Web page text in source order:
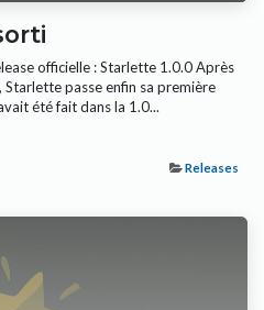
officielle : Starlette 1.0.0 Après
passe enfin sa première
été fait dans la 1.0...
Releases